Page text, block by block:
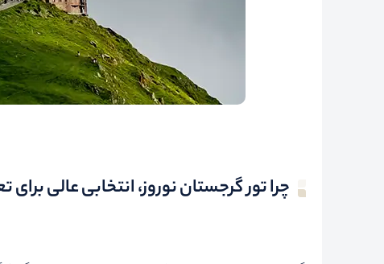
چرا تور گرجستان نوروز، انتخابی عالی